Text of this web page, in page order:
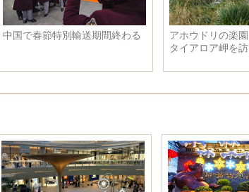
中国で春節特別輸送期間終わる
アホウドリの楽
タイアロア岬を